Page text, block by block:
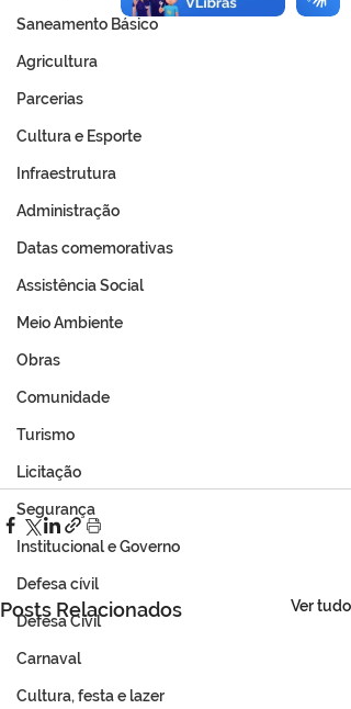
Saneamento Básico
Agricultura
Parcerias
Cultura e Esporte
Infraestrutura
Administração
Datas comemorativas
Assistência Social
Meio Ambiente
Obras
Comunidade
Turismo
Licitação
Segurança
Institucional e Governo
Defesa cívil
Defesa Civil
Carnaval
Cultura, festa e lazer
Posts Relacionados Ver tudo